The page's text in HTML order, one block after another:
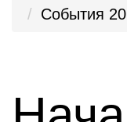
События